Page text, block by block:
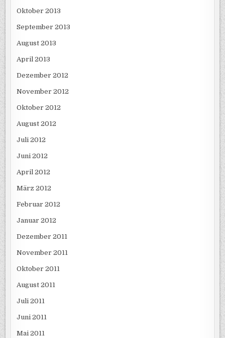
Oktober 2013
September 2013
August 2013
April 2013
Dezember 2012
November 2012
Oktober 2012
August 2012
Juli 2012
Juni 2012
April 2012
März 2012
Februar 2012
Januar 2012
Dezember 2011
November 2011
Oktober 2011
August 2011
Juli 2011
Juni 2011
Mai 2011